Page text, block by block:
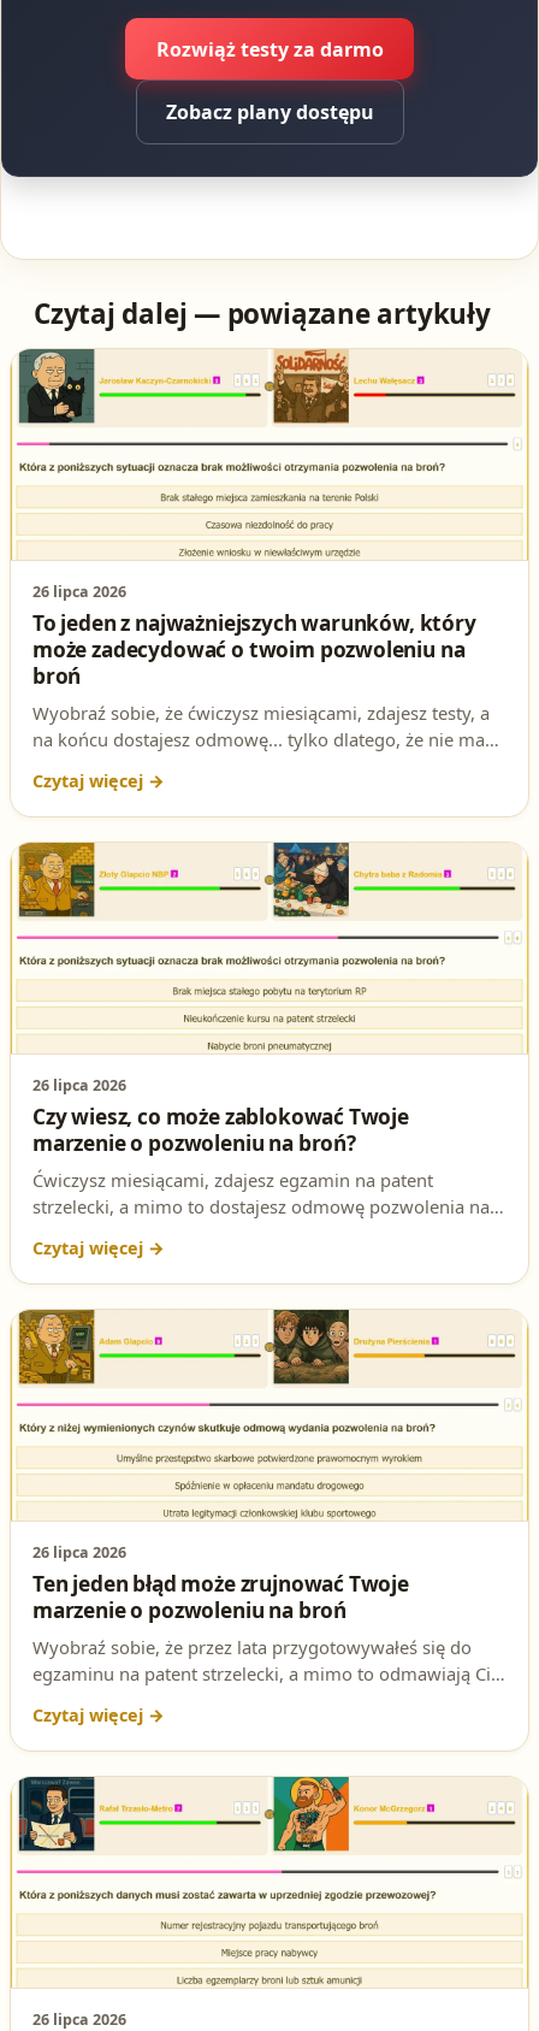
Rozwiąż testy za darmo
Zobacz plany dostępu
Czytaj dalej — powiązane artykuły
26 lipca 2026
To jeden z najważniejszych warunków, który
może zadecydować o twoim pozwoleniu na
broń
Wyobraź sobie, że ćwiczysz miesiącami, zdajesz testy, a
na końcu dostajesz odmowę... tylko dlatego, że nie masz
nie żart – to twarde prawo. Sprawdź, dlaczego ten
szczegół jest kluczowy i jak uniknąć pułapki, która
pokonała nawet najtwardszych strzelców.
26 lipca 2026
Czy wiesz, co może zablokować Twoje
marzenie o pozwoleniu na broń?
Ćwiczysz miesiącami, zdajesz egzamin na patent
strzelecki, a mimo to dostajesz odmowę pozwolenia na
pobytu w Polsce. To nie formalność do pominięcia –
prawo w tej kwestii jest bezwzględne, dlatego warto znać
dokładnie tę przesłankę przed egzaminem.
26 lipca 2026
Ten jeden błąd może zrujnować Twoje
marzenie o pozwoleniu na broń
Wyobraź sobie, że przez lata przygotowywałeś się do
egzaminu na patent strzelecki, a mimo to odmawiają Ci
czyn, który przekreśla szanse na legalne posiadanie
broni – sprawdź, o co dokładnie chodzi.
26 lipca 2026